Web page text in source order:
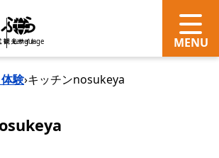
Language
験›キッチンnosukeya